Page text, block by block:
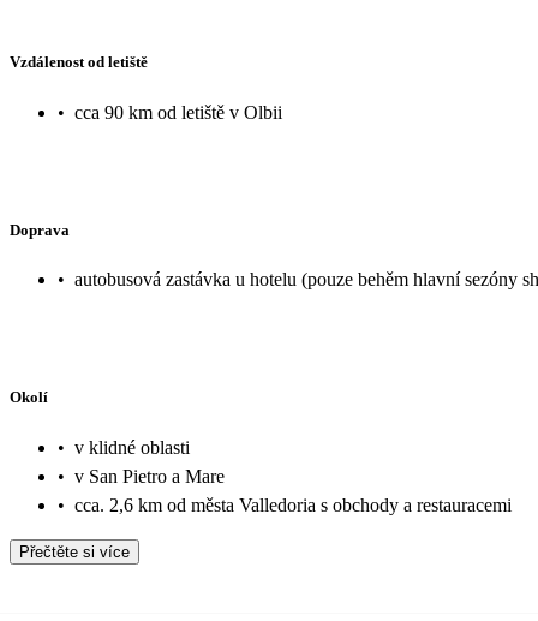
Vzdálenost od letiště
• cca 90 km od letiště v Olbii
Doprava
• autobusová zastávka u hotelu (pouze behěm hlavní sezóny
Okolí
• v klidné oblasti
• v San Pietro a Mare
• cca. 2,6 km od města Valledoria s obchody a restauracemi
Přečtěte si více